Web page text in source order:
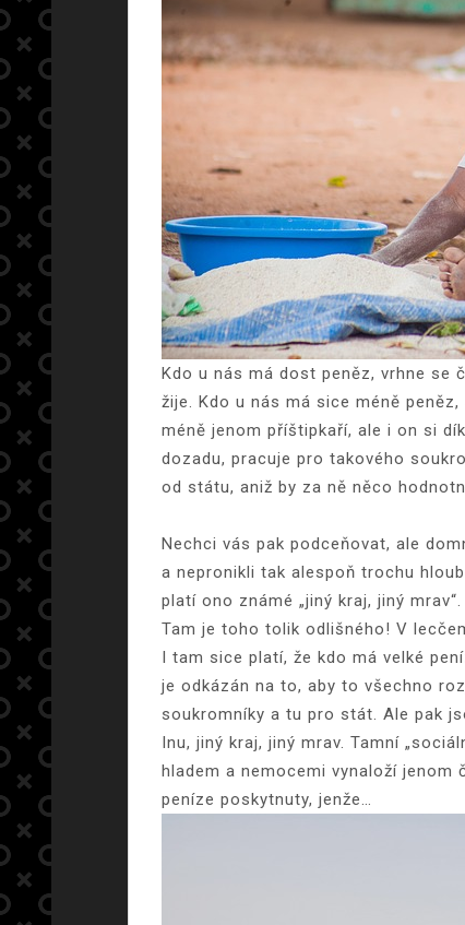
Kdo u nás má dost peněz, vrhne se
žije. Kdo u nás má sice méně
méně jenom příštipkaří, ale i on si
dozadu, pracuje pro takového
od státu, aniž by za ně něco
Nechci vás pak podceňovat, ale
a nepronikli tak alespoň trochu
platí ono známé „jiný kraj, jiný mrav“.
Tam je toho tolik odlišného! V
I tam sice platí, že kdo má velké
je odkázán na to, aby to všechno
soukromníky a tu pro stát. Ale pak
Inu, jiný kraj, jiný mrav. Tamní
hladem a nemocemi vynaloží jenom
peníze poskytnuty, jenže…